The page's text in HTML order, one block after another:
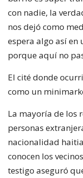
con nadie, la
nos dejó como
espera algo así
porque aquí no
El cité donde
como un
La mayoría de los
personas
nacionalidad
conocen los
testigo aseguró